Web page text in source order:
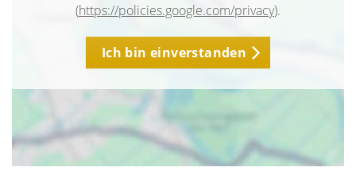
(https://policies.google.com/privacy).
Ich bin einverstanden